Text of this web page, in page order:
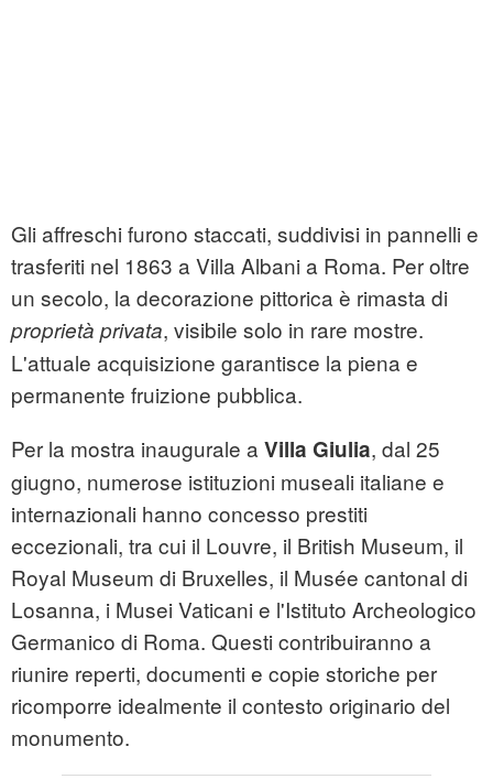
Gli affreschi furono staccati, suddivisi in pannelli e
trasferiti nel 1863 a Villa Albani a Roma. Per oltre
un secolo, la decorazione pittorica è rimasta di
proprietà privata, visibile solo in rare mostre.
L'attuale acquisizione garantisce la piena e
permanente fruizione pubblica.
Per la mostra inaugurale a Villa Giulia, dal 25
giugno, numerose istituzioni museali italiane e
internazionali hanno concesso prestiti
eccezionali, tra cui il Louvre, il British Museum, il
Royal Museum di Bruxelles, il Musée cantonal di
Losanna, i Musei Vaticani e l'Istituto Archeologico
Germanico di Roma. Questi contribuiranno a
riunire reperti, documenti e copie storiche per
ricomporre idealmente il contesto originario del
monumento.